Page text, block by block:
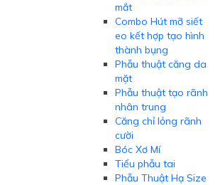
mắt
Combo Hút mỡ siết
eo kết hợp tạo hình
thành bụng
Phẫu thuật căng da
mặt
Phẫu thuật tạo rãnh
nhân trung
Căng chỉ lỏng rãnh
cười
Bóc Xơ Mí
Tiểu phẫu tai
Phẫu Thuật Hạ Size